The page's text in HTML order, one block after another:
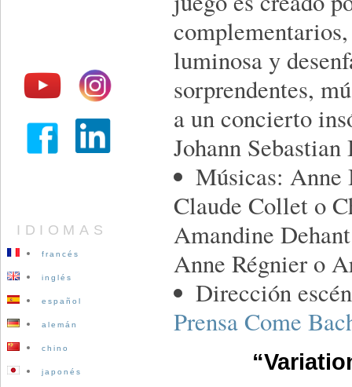
IDIOMAS
francés
inglés
español
alemán
chino
japonés
luminosa y
sorprendentes,
a un concierto
Johann
Músicas: Anne
Claude Collet o
Amandine
Anne Régnier o
Dirección
Prensa Come